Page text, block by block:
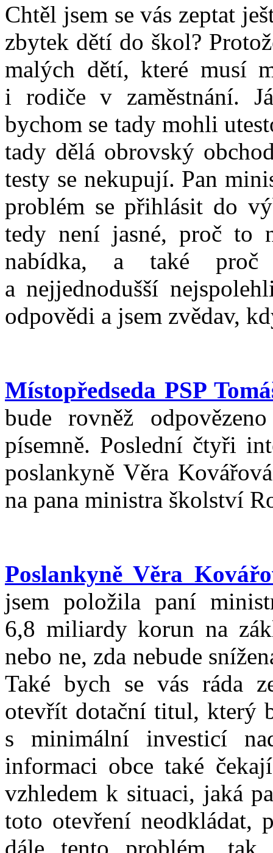
Chtěl jsem se vás zeptat
zbytek dětí do škol?
malých dětí, které musí
i rodiče v zaměstnání.
bychom se tady mohli
tady dělá obrovský
testy se nekupují. Pan
problém se přihlásit do
tedy není jasné, proč to
nabídka, a také
a nejjednodušší
odpovědi a jsem zvědav,
Místopředseda PSP
bude rovněž
písemně. Poslední čtyři
poslankyně Věra
na pana ministra školství
Poslankyně Věra
jsem položila paní
6,8 miliardy korun na
nebo ne, zda nebude
Také bych se vás ráda
otevřít dotační titul, který
s minimální investicí
informaci obce také
vzhledem k situaci, jaká
toto otevření neodkládat,
dále tento problém, tak